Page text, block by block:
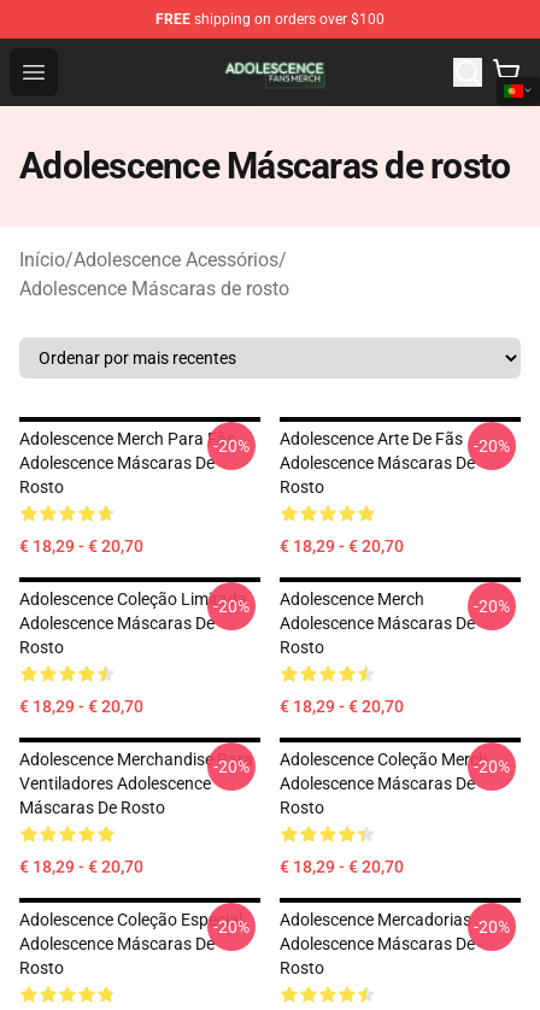
FREE shipping on orders over $100
Open menu
Adolescence Shop - Official Adolescence Merchandise
Adolescence Máscaras de rosto
Início/Adolescence Acessórios/
Adolescence Máscaras de rosto
Adolescence Merch Para Fãs
Adolescence Máscaras De
Rosto
€ 18,29 - € 20,70
-20%
Adolescence Arte De Fãs
Adolescence Máscaras De
Rosto
€ 18,29 - € 20,70
-20%
Adolescence Coleção Limitada
Adolescence Máscaras De
Rosto
€ 18,29 - € 20,70
-20%
Adolescence Merch
Adolescence Máscaras De
Rosto
€ 18,29 - € 20,70
-20%
Adolescence Merchandise Para
Ventiladores Adolescence
Máscaras De Rosto
€ 18,29 - € 20,70
-20%
Adolescence Coleção Merch
Adolescence Máscaras De
Rosto
€ 18,29 - € 20,70
-20%
Adolescence Coleção Especial
Adolescence Máscaras De
Rosto
-20%
Adolescence Mercadorias
Adolescence Máscaras De
Rosto
-20%